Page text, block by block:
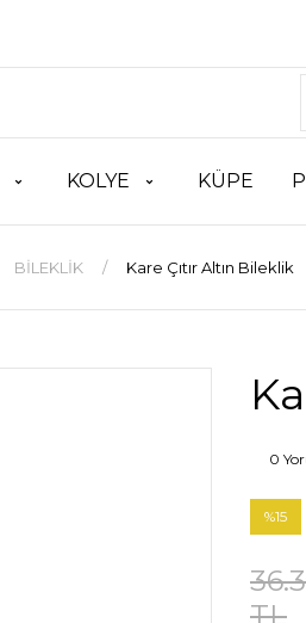
KOLYE KÜPE
BİLEKLİK Kare Çıtır Altın Bileklik
0
%15
TL